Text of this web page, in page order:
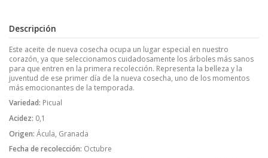
Descripción
Este aceite de nueva cosecha ocupa un lugar especial en nuestro
corazón, ya que seleccionamos cuidadosamente los árboles más sanos
para que entren en la primera recolección. Representa la belleza y la
juventud de ese primer día de la nueva cosecha, uno de los momentos
más emocionantes de la temporada.
Variedad: Picual
Acidez: 0,1
Origen: Ácula, Granada
Fecha de recolección: Octubre